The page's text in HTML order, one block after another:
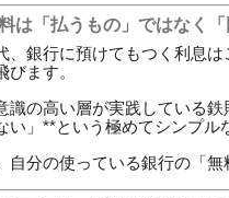
は「払うもの」ではなく「
、銀行に預けてもつく利息
びます。
識の高い層が実践している
い」**という極めてシンプル
自分の使っている銀行の「